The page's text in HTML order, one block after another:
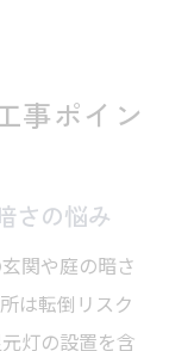
事ポイン
さの悩み
関や庭の暗さ
は転倒リスク
灯の設置を含